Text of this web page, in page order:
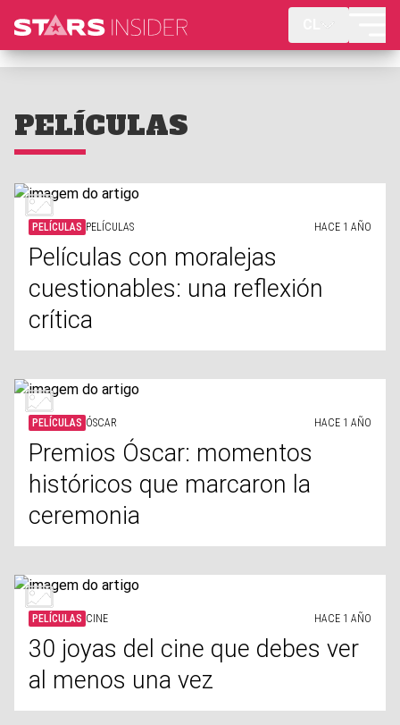
PELÍCULAS
PELÍCULAS PELÍCULAS HACE 1 AÑO
Películas con moralejas
cuestionables: una reflexión
crítica
PELÍCULAS ÓSCAR HACE 1 AÑO
Premios Óscar: momentos
históricos que marcaron la
ceremonia
PELÍCULAS CINE HACE 1 AÑO
30 joyas del cine que debes ver
al menos una vez